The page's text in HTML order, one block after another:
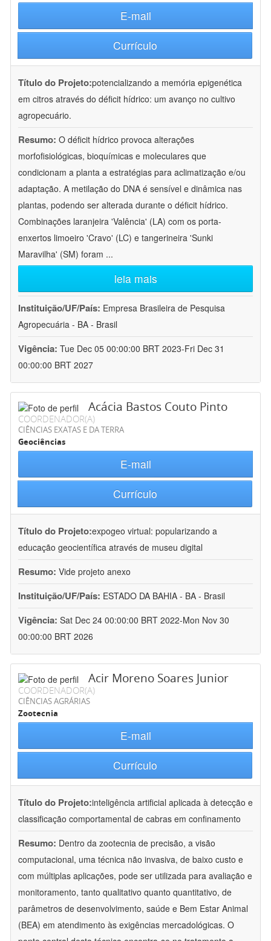
E-mail
Currículo
Título do Projeto:potencializando a memória epigenética
em citros através do déficit hídrico: um avanço no cultivo
agropecuário.
Resumo: O déficit hídrico provoca alterações
morfofisiológicas, bioquímicas e moleculares que
condicionam a planta a estratégias para aclimatização e/ou
adaptação. A metilação do DNA é sensível e dinâmica nas
plantas, podendo ser alterada durante o déficit hídrico.
Combinações laranjeira 'Valência' (LA) com os porta-
enxertos limoeiro 'Cravo' (LC) e tangerineira 'Sunki
Maravilha' (SM) foram ...
leia mais
Instituição/UF/País: Empresa Brasileira de Pesquisa
Agropecuária - BA - Brasil
Vigência: Tue Dec 05 00:00:00 BRT 2023-Fri Dec 31
00:00:00 BRT 2027
Acácia Bastos Couto Pinto
COORDENADOR(A)
CIÊNCIAS EXATAS E DA TERRA
Geociências
E-mail
Currículo
Título do Projeto:expogeo virtual: popularizando a
educação geocientífica através de museu digital
Resumo: Vide projeto anexo
Instituição/UF/País: ESTADO DA BAHIA - BA - Brasil
Vigência: Sat Dec 24 00:00:00 BRT 2022-Mon Nov 30
00:00:00 BRT 2026
Acir Moreno Soares Junior
COORDENADOR(A)
CIÊNCIAS AGRÁRIAS
Zootecnia
E-mail
Currículo
Título do Projeto:inteligência artificial aplicada à detecção e
classificação comportamental de cabras em confinamento
Resumo: Dentro da zootecnia de precisão, a visão
computacional, uma técnica não invasiva, de baixo custo e
com múltiplas aplicações, pode ser utilizada para avaliação e
monitoramento, tanto qualitativo quanto quantitativo, de
parâmetros de desenvolvimento, saúde e Bem Estar Animal
(BEA) em atendimento às exigências mercadológicas. O